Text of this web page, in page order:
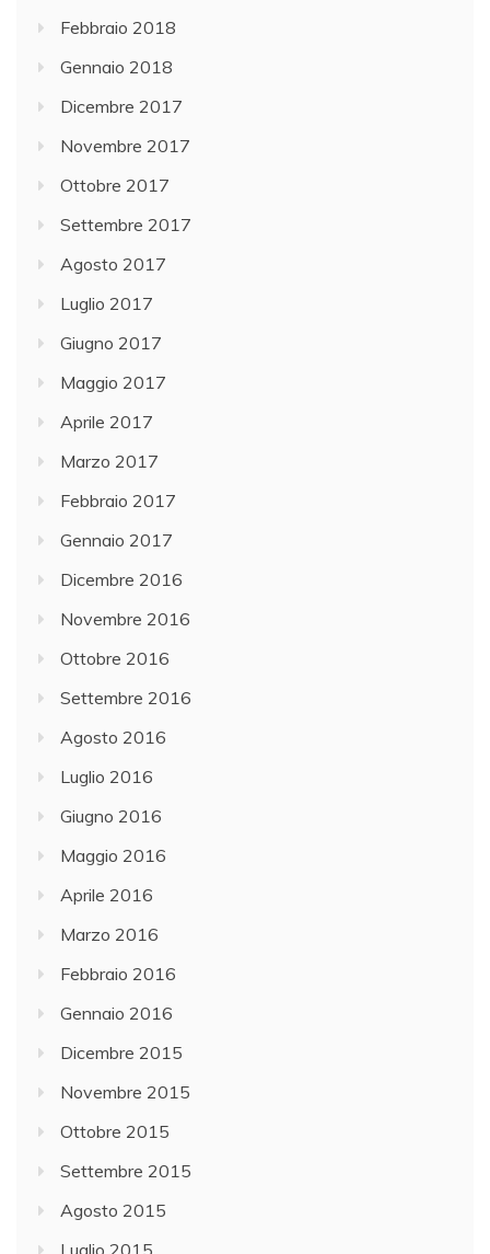
Febbraio 2018
Gennaio 2018
Dicembre 2017
Novembre 2017
Ottobre 2017
Settembre 2017
Agosto 2017
Luglio 2017
Giugno 2017
Maggio 2017
Aprile 2017
Marzo 2017
Febbraio 2017
Gennaio 2017
Dicembre 2016
Novembre 2016
Ottobre 2016
Settembre 2016
Agosto 2016
Luglio 2016
Giugno 2016
Maggio 2016
Aprile 2016
Marzo 2016
Febbraio 2016
Gennaio 2016
Dicembre 2015
Novembre 2015
Ottobre 2015
Settembre 2015
Agosto 2015
Luglio 2015